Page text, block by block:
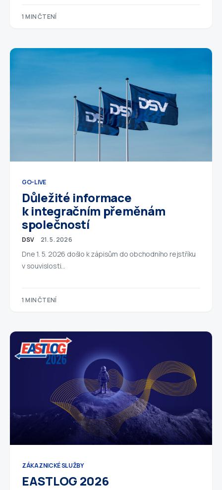
1 MIN ČTENÍ
GO-LIVE
Důležité informace
k integračním přeměnám
společností
DSV 21. 5. 2026
Dne 1. 5. 2026 došlo k zápisům do obchodního rejstříku
v souvislosti…
1 MIN ČTENÍ
ZÁKAZNICKÉ SLUŽBY
EASTLOG 2026